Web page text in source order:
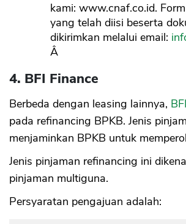
kami: www.cnaf.co.id.
yang telah diisi beserta
dikirimkan melalui email:
Â
4. BFI Finance
Berbeda dengan leasing lainnya,
pada refinancing BPKB. Jenis
menjaminkan BPKB untuk
Jenis pinjaman refinancing ini
pinjaman multiguna.
Persyaratan pengajuan adalah: